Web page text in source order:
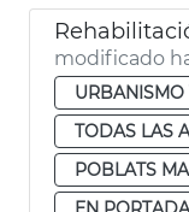
modificado
TODAS LAS
POBLATS